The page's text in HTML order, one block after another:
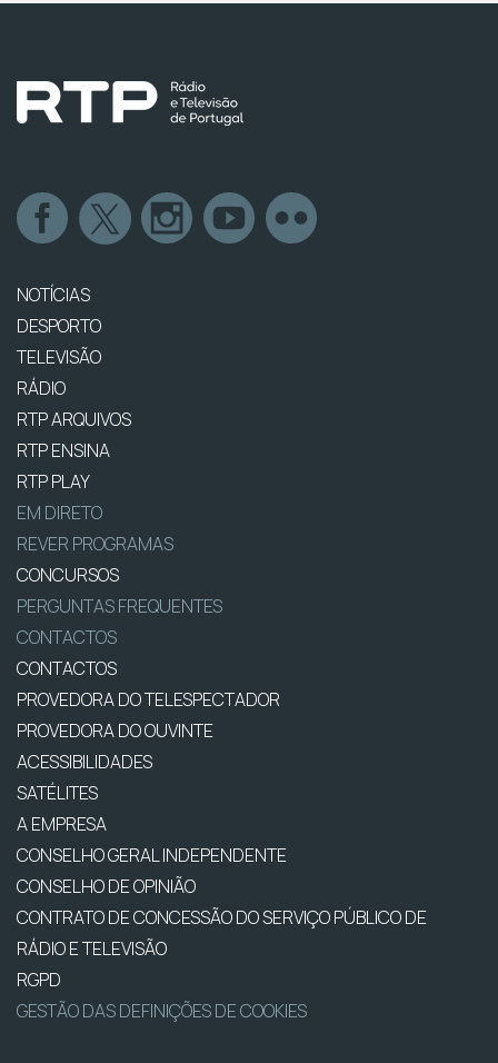
NOTÍCIAS
DESPORTO
TELEVISÃO
RÁDIO
RTP ARQUIVOS
RTP ENSINA
RTP PLAY
EM DIRETO
REVER PROGRAMAS
CONCURSOS
PERGUNTAS FREQUENTES
CONTACTOS
CONTACTOS
PROVEDORA DO TELESPECTADOR
PROVEDORA DO OUVINTE
ACESSIBILIDADES
SATÉLITES
A EMPRESA
CONSELHO GERAL INDEPENDENTE
CONSELHO DE OPINIÃO
CONTRATO DE CONCESSÃO DO SERVIÇO PÚBLICO DE
RÁDIO E TELEVISÃO
RGPD
GESTÃO DAS DEFINIÇÕES DE COOKIES